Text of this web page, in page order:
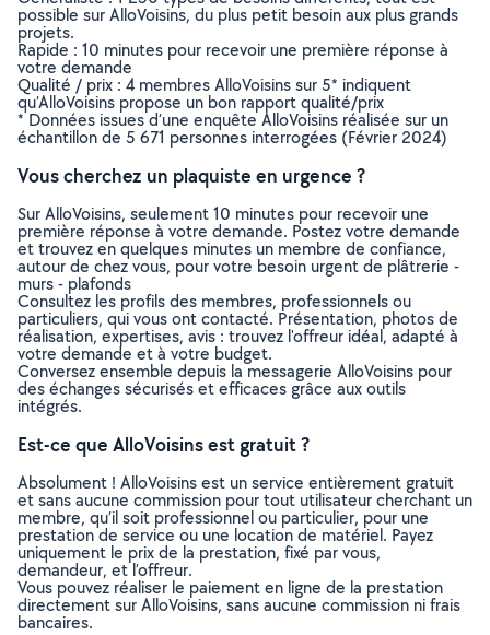
possible sur AlloVoisins, du plus petit besoin aux plus grands
projets.
Rapide : 10 minutes pour recevoir une première réponse à
votre demande
Qualité / prix : 4 membres AlloVoisins sur 5* indiquent
qu’AlloVoisins propose un bon rapport qualité/prix
* Données issues d’une enquête AlloVoisins réalisée sur un
échantillon de 5 671 personnes interrogées (Février 2024)
Vous cherchez un plaquiste en urgence ?
Sur AlloVoisins, seulement 10 minutes pour recevoir une
première réponse à votre demande. Postez votre demande
et trouvez en quelques minutes un membre de confiance,
autour de chez vous, pour votre besoin urgent de plâtrerie -
murs - plafonds
Consultez les profils des membres, professionnels ou
particuliers, qui vous ont contacté. Présentation, photos de
réalisation, expertises, avis : trouvez l'offreur idéal, adapté à
votre demande et à votre budget.
Conversez ensemble depuis la messagerie AlloVoisins pour
des échanges sécurisés et efficaces grâce aux outils
intégrés.
Est-ce que AlloVoisins est gratuit ?
Absolument ! AlloVoisins est un service entièrement gratuit
et sans aucune commission pour tout utilisateur cherchant un
membre, qu’il soit professionnel ou particulier, pour une
prestation de service ou une location de matériel. Payez
uniquement le prix de la prestation, fixé par vous,
demandeur, et l’offreur.
Vous pouvez réaliser le paiement en ligne de la prestation
directement sur AlloVoisins, sans aucune commission ni frais
bancaires.